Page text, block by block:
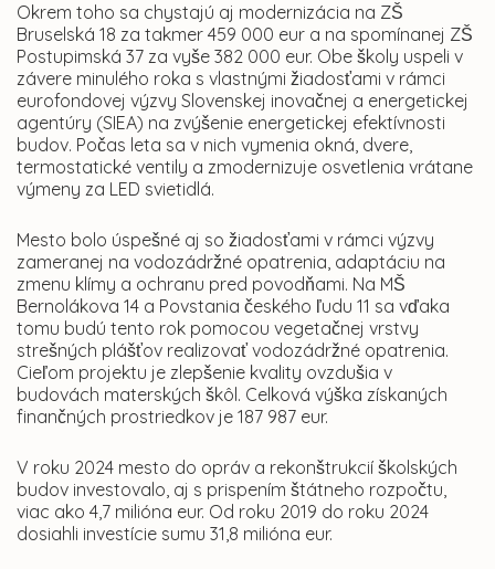
Okrem toho sa chystajú aj modernizácia na ZŠ
Bruselská 18 za takmer 459 000 eur a na spomínanej ZŠ
Postupimská 37 za vyše 382 000 eur. Obe školy uspeli v
závere minulého roka s vlastnými žiadosťami v rámci
eurofondovej výzvy Slovenskej inovačnej a energetickej
agentúry (SIEA) na zvýšenie energetickej efektívnosti
budov. Počas leta sa v nich vymenia okná, dvere,
termostatické ventily a zmodernizuje osvetlenia vrátane
výmeny za LED svietidlá.
Mesto bolo úspešné aj so žiadosťami v rámci výzvy
zameranej na vodozádržné opatrenia, adaptáciu na
zmenu klímy a ochranu pred povodňami. Na MŠ
Bernolákova 14 a Povstania českého ľudu 11 sa vďaka
tomu budú tento rok pomocou vegetačnej vrstvy
strešných plášťov realizovať vodozádržné opatrenia.
Cieľom projektu je zlepšenie kvality ovzdušia v
budovách materských škôl. Celková výška získaných
finančných prostriedkov je 187 987 eur.
V roku 2024 mesto do opráv a rekonštrukcií školských
budov investovalo, aj s prispením štátneho rozpočtu,
viac ako 4,7 milióna eur. Od roku 2019 do roku 2024
dosiahli investície sumu 31,8 milióna eur.